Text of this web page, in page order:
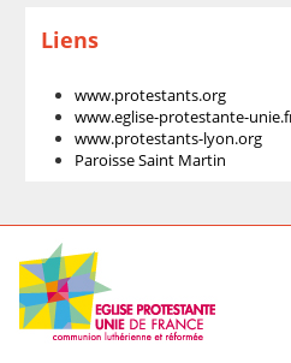
Liens
www.protestants.org
www.eglise-protestante-
www.protestants-lyon.org
Paroisse Saint Martin